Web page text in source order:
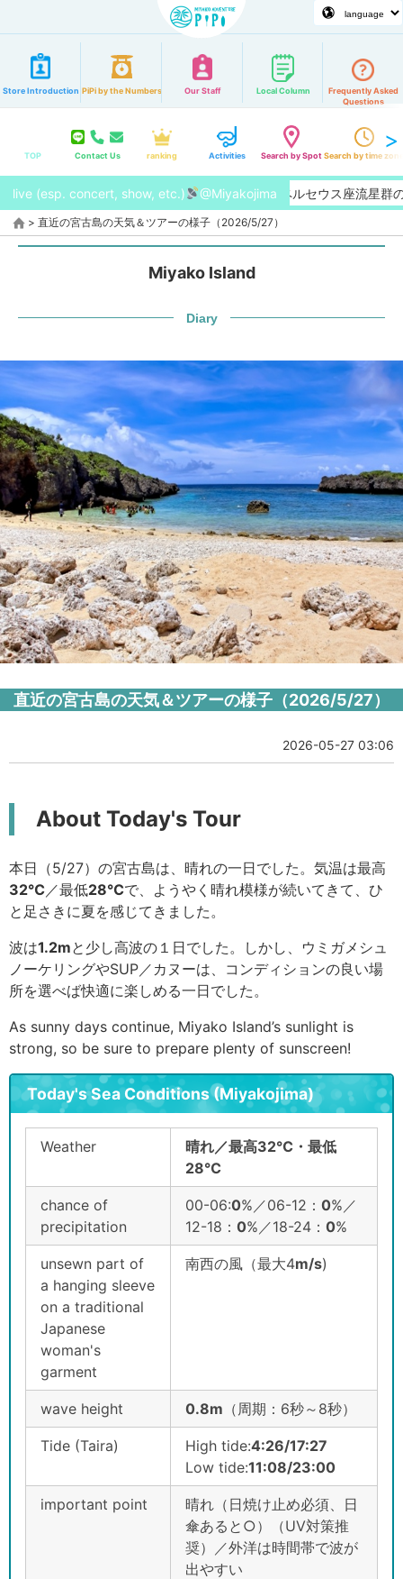
Store Introduction PiPi by the Numbers Our Staff Local Column
Frequently Asked
Questions
TOP Contact Us ranking Activities Search by SpotSearch by time zone
live (esp. concert, show, etc.) @Miyakojima
【2026/8月】今年はペルセウス座流星群の特大
> 直近の宮古島の天気＆ツアーの様子（2026/5/27）
Miyako Island
Diary
直近の宮古島の天気＆ツアーの様子（2026/5/27）
2026-05-27 03:06
About Today's Tour
本日（5/27）の宮古島は、晴れの一日でした。気温は最高
32℃／最低28℃で、ようやく晴れ模様が続いてきて、ひ
と足さきに夏を感じてきました。
波は1.2mと少し高波の１日でした。しかし、ウミガメシュ
ノーケリングやSUP／カヌーは、コンディションの良い場
所を選べば快適に楽しめる一日でした。
As sunny days continue, Miyako Island’s sunlight is
strong, so be sure to prepare plenty of sunscreen!
Today's Sea Conditions (Miyakojima)
Weather
晴れ／最高32℃・最低
28℃
chance of
precipitation
00-06:0%／06-12： 0%／
12-18： 0%／18-24： 0%
unsewn part of
a hanging sleeve
on a traditional
Japanese
woman's
garment
南西の風（最大4m/s)
wave height 0.8m （周期：6秒～8秒）
Tide (Taira) High tide:4:26/17:27
Low tide:11:08/23:00
important point
晴れ（日焼け止め必須、日
傘あると○）（UV対策推
奨）／外洋は時間帯で波が
出やすい